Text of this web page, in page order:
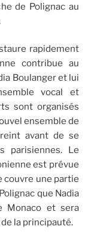
de Polignac au
rapidement
contribue au
Boulanger et lui
vocal et
sont organisés
ensemble de
avant de se
parisiennes. Le
est prévue
couvre une partie
que Nadia
Monaco et sera
de la principauté.